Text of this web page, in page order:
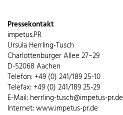
Pressekontakt
impetus.PR
Ursula Herrling-Tusch
Charlottenburger Allee 27–29
D-52068 Aachen
Telefon: +49 (0) 241/189 25-10
Telefax: +49 (0) 241/189 25-29
E-Mail: herrling-tusch@impetus-pr.de
Internet: www.impetus-pr.de